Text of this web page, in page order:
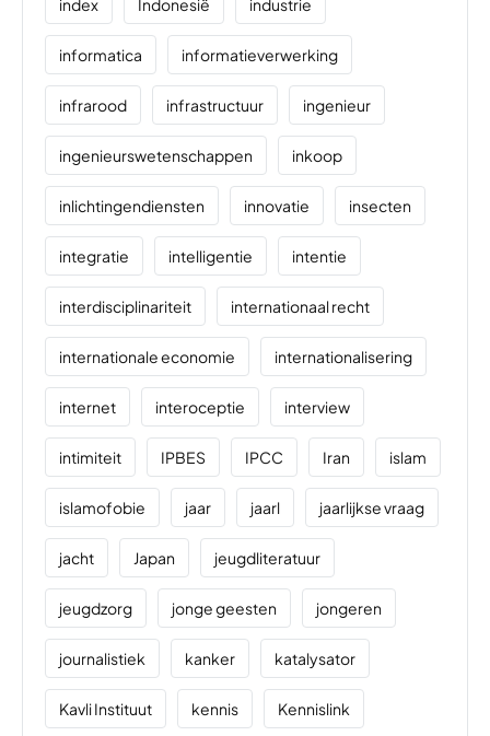
index Indonesië industrie
informatica informatieverwerking
infrarood infrastructuur ingenieur
ingenieurswetenschappen inkoop
inlichtingendiensten innovatie insecten
integratie intelligentie intentie
interdisciplinariteit internationaal recht
internationale economie internationalisering
internet interoceptie interview
intimiteit IPBES IPCC Iran islam
islamofobie jaar jaarl jaarlijkse vraag
jacht Japan jeugdliteratuur
jeugdzorg jonge geesten jongeren
journalistiek kanker katalysator
Kavli Instituut kennis Kennislink